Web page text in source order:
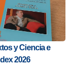
y Ciencia e
2026